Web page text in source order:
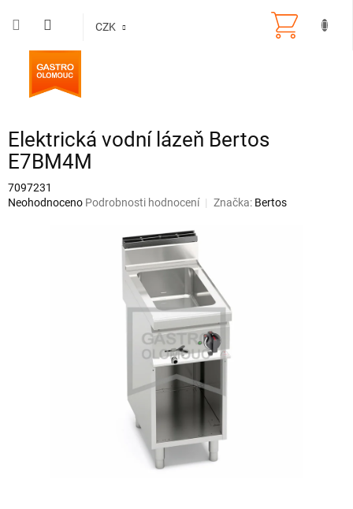
CZK
Elektrická vodní lázeň Bertos
E7BM4M
7097231
Průměrné
Neohodnoceno Podrobnosti hodnocení Značka: Bertos